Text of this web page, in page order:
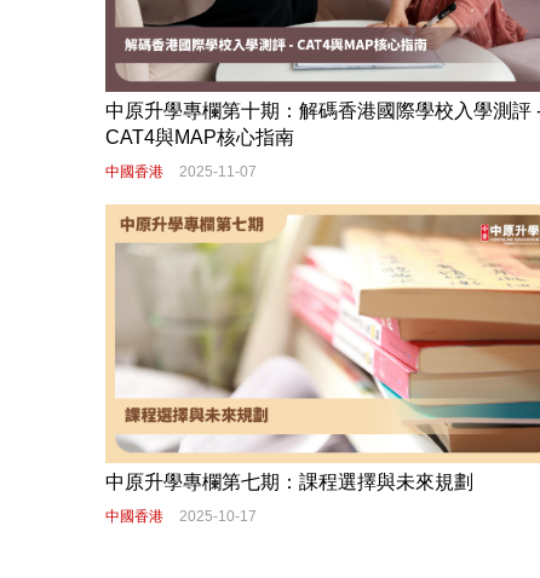
中原升學專欄第十期：解碼香港國際學校入學測評
CAT4與MAP核心指南
中國香港 2025-11-07
中原升學專欄第七期：課程選擇與未來規劃
中國香港 2025-10-17